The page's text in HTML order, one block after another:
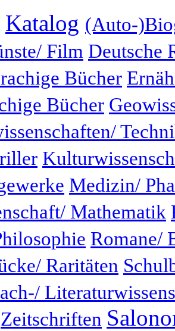
Katalog (Auto-
Film Deutsche
Bücher
Bücher
Medizin/
Mathematik
Romane/
Raritäten
Zeitschriften